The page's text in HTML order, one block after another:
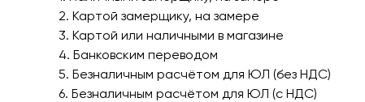
2. Картой замерщику, на замере
3. Картой или наличными в магазине
4. Банковским переводом
5. Безналичным расчётом для ЮЛ (без НДС)
6. Безналичным расчётом для ЮЛ (с НДС)